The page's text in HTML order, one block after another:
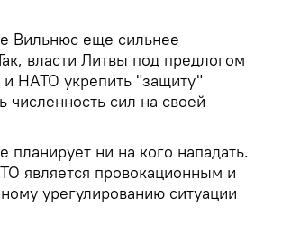
Вильнюс еще сильнее
власти Литвы под предлогом
НАТО укрепить "защиту"
численность сил на своей
ни на кого нападать.
является провокационным и
урегулированию ситуации